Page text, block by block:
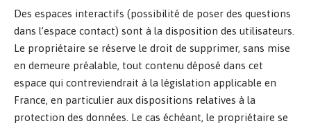
Des espaces interactifs (possibilité de poser des questions
dans l’espace contact) sont à la disposition des utilisateurs.
Le propriétaire se réserve le droit de supprimer, sans mise
en demeure préalable, tout contenu déposé dans cet
espace qui contreviendrait à la législation applicable en
France, en particulier aux dispositions relatives à la
protection des données. Le cas échéant, le propriétaire se